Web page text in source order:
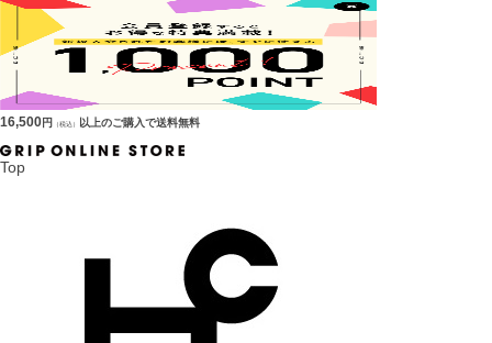
16,500円 （税込） 以上のご購入で送料無料
Top